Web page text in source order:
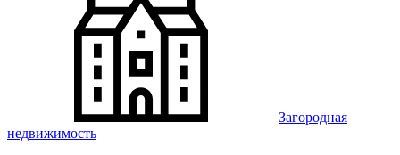
Загородная
недвижимость